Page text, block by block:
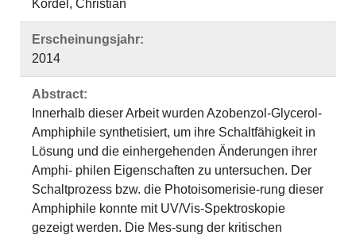
Kördel, Christian
Erscheinungsjahr:
2014
Abstract:
Innerhalb dieser Arbeit wurden Azobenzol-Glycerol-
Amphiphile synthetisiert, um ihre Schaltfähigkeit in
Lösung und die einhergehenden Änderungen ihrer
Amphi- philen Eigenschaften zu untersuchen. Der
Schaltprozess bzw. die Photoisomerisie-rung dieser
Amphiphile konnte mit UV/Vis-Spektroskopie
gezeigt werden. Die Mes-sung der kritischen